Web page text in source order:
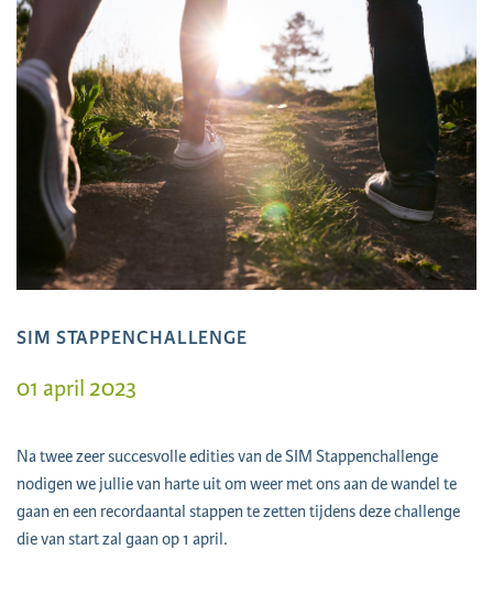
SIM STAPPENCHALLENGE
01 april 2023
Na twee zeer succesvolle edities van de SIM Stappenchallenge
nodigen we jullie van harte uit om weer met ons aan de wandel te
gaan en een recordaantal stappen te zetten tijdens deze challenge
die van start zal gaan op 1 april.